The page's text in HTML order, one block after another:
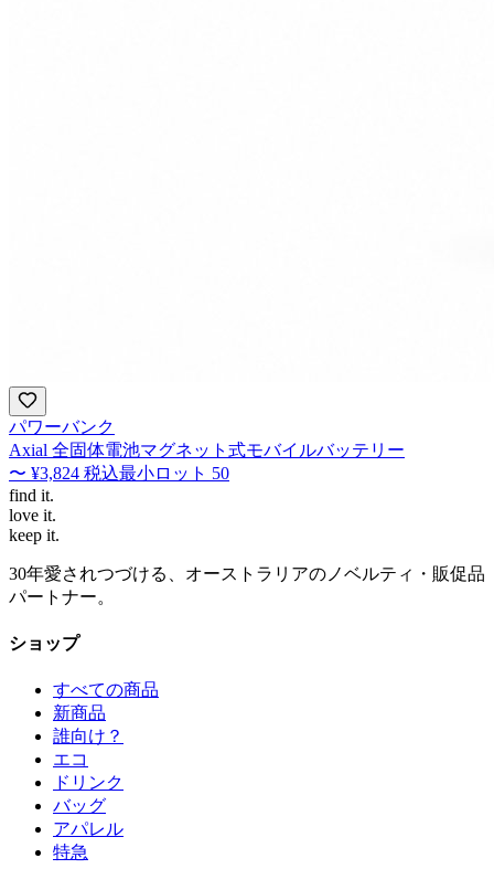
パワーバンク
Axial 全固体電池マグネット式モバイルバッテリー
〜 ¥3,824 税込最小ロット 50
find it.
love it.
keep it.
30年愛されつづける、オーストラリアのノベルティ・販促品
パートナー。
ショップ
すべての商品
新商品
誰向け？
エコ
ドリンク
バッグ
アパレル
特急